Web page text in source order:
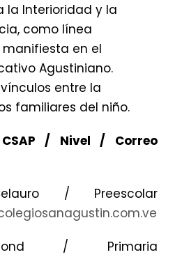
la Interioridad y la
como línea
en el
Agustiniano.
entre la
familiares del niño.
CSAP / Nivel / Correo
/ Preescolar
/ Primaria